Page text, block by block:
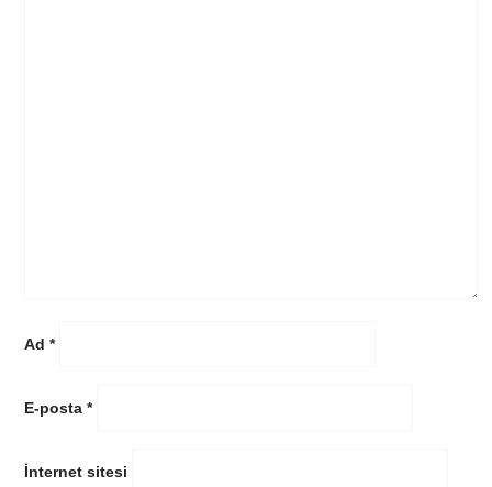
Ad*
E-posta*
İnternet sitesi